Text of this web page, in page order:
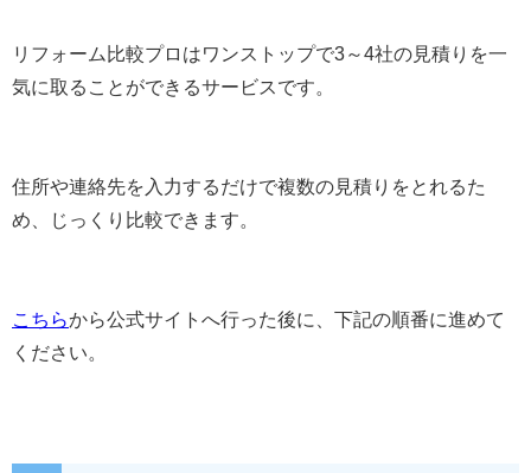
リフォーム比較プロはワンストップで3～4社の見積りを一
気に取ることができるサービスです。
住所や連絡先を入力するだけで複数の見積りをとれるた
め、じっくり比較できます。
こちらから公式サイトへ行った後に、下記の順番に進めて
ください。